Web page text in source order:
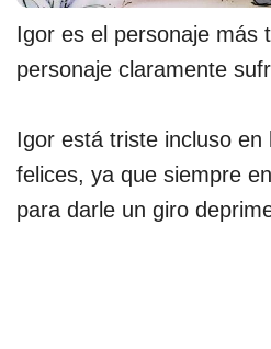
Igor es el personaje más
personaje claramente
Igor está triste incluso
felices, ya que siempre
para darle un giro